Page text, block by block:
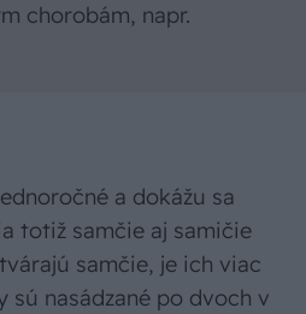
chorobám, napr.
a dokážu sa
totiž samčie aj samičie
samčie, je ich viac
sú nasádzané po dvoch v